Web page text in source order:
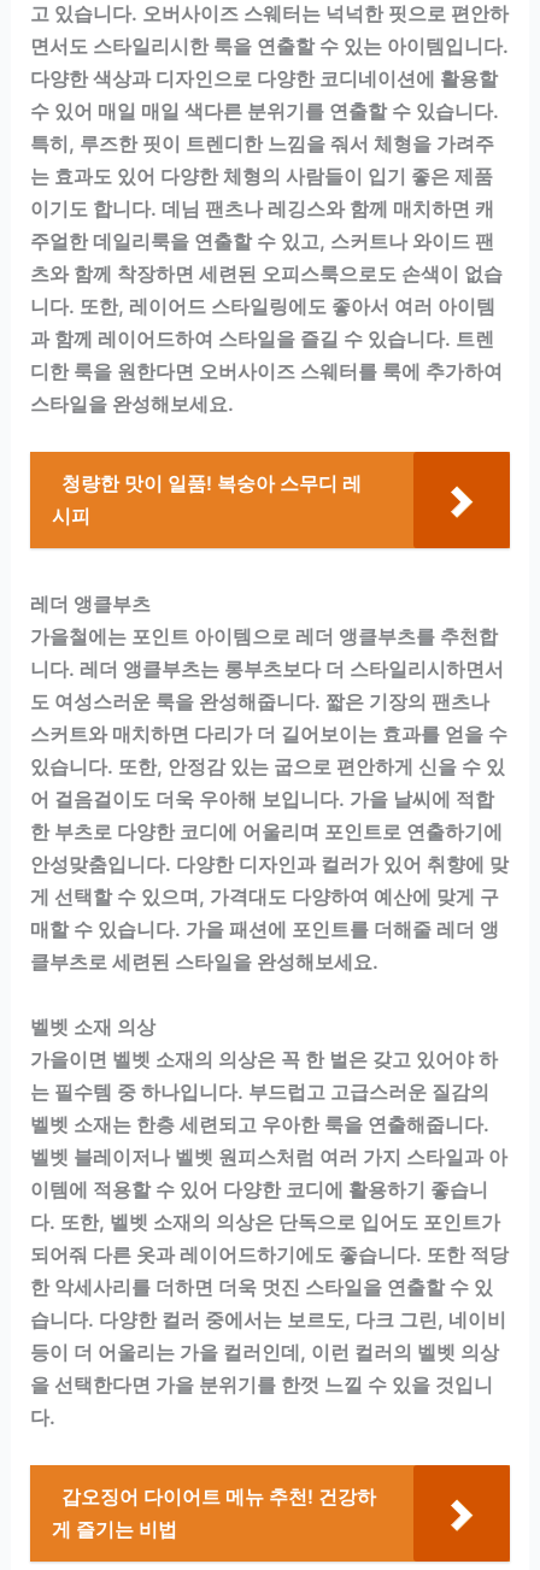
고 있습니다. 오버사이즈 스웨터는 넉넉한 핏으로 편안하
면서도 스타일리시한 룩을 연출할 수 있는 아이템입니다.
다양한 색상과 디자인으로 다양한 코디네이션에 활용할
수 있어 매일 매일 색다른 분위기를 연출할 수 있습니다.
특히, 루즈한 핏이 트렌디한 느낌을 줘서 체형을 가려주
는 효과도 있어 다양한 체형의 사람들이 입기 좋은 제품
이기도 합니다. 데님 팬츠나 레깅스와 함께 매치하면 캐
주얼한 데일리룩을 연출할 수 있고, 스커트나 와이드 팬
츠와 함께 착장하면 세련된 오피스룩으로도 손색이 없습
니다. 또한, 레이어드 스타일링에도 좋아서 여러 아이템
과 함께 레이어드하여 스타일을 즐길 수 있습니다. 트렌
디한 룩을 원한다면 오버사이즈 스웨터를 룩에 추가하여
스타일을 완성해보세요.
청량한 맛이 일품! 복숭아 스무디 레
시피
레더 앵클부츠
가을철에는 포인트 아이템으로 레더 앵클부츠를 추천합
니다. 레더 앵클부츠는 롱부츠보다 더 스타일리시하면서
도 여성스러운 룩을 완성해줍니다. 짧은 기장의 팬츠나
스커트와 매치하면 다리가 더 길어보이는 효과를 얻을 수
있습니다. 또한, 안정감 있는 굽으로 편안하게 신을 수 있
어 걸음걸이도 더욱 우아해 보입니다. 가을 날씨에 적합
한 부츠로 다양한 코디에 어울리며 포인트로 연출하기에
안성맞춤입니다. 다양한 디자인과 컬러가 있어 취향에 맞
게 선택할 수 있으며, 가격대도 다양하여 예산에 맞게 구
매할 수 있습니다. 가을 패션에 포인트를 더해줄 레더 앵
클부츠로 세련된 스타일을 완성해보세요.
벨벳 소재 의상
가을이면 벨벳 소재의 의상은 꼭 한 벌은 갖고 있어야 하
는 필수템 중 하나입니다. 부드럽고 고급스러운 질감의
벨벳 소재는 한층 세련되고 우아한 룩을 연출해줍니다.
벨벳 블레이저나 벨벳 원피스처럼 여러 가지 스타일과 아
이템에 적용할 수 있어 다양한 코디에 활용하기 좋습니
다. 또한, 벨벳 소재의 의상은 단독으로 입어도 포인트가
되어줘 다른 옷과 레이어드하기에도 좋습니다. 또한 적당
한 악세사리를 더하면 더욱 멋진 스타일을 연출할 수 있
습니다. 다양한 컬러 중에서는 보르도, 다크 그린, 네이비
등이 더 어울리는 가을 컬러인데, 이런 컬러의 벨벳 의상
을 선택한다면 가을 분위기를 한껏 느낄 수 있을 것입니
다.
갑오징어 다이어트 메뉴 추천! 건강하
게 즐기는 비법